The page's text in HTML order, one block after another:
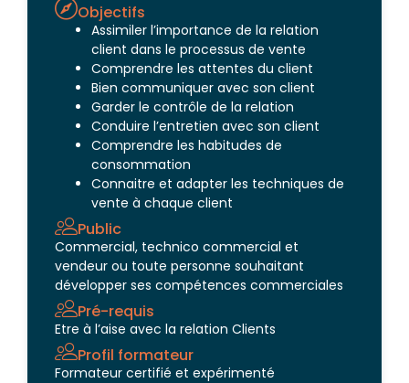
Objectifs
Assimiler l’importance de la relation
client dans le processus de vente
Comprendre les attentes du client
Bien communiquer avec son client
Garder le contrôle de la relation
Conduire l’entretien avec son client
Comprendre les habitudes de
consommation
Connaitre et adapter les techniques de
vente à chaque client
Public
Commercial, technico commercial et
vendeur ou toute personne souhaitant
développer ses compétences commerciales
Pré-requis
Etre à l’aise avec la relation Clients
Profil formateur
Formateur certifié et expérimenté